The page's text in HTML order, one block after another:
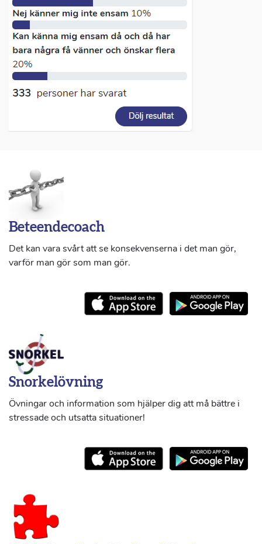
Beteendecoach
Det kan vara svårt att se konsekvenserna i det man gör,
varför man gör som man gör.
Snorkelövning
Övningar och information som hjälper dig att må bättre i
stressade och utsatta situationer!